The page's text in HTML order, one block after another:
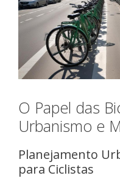
O Papel das
Urbanismo e
Planejamento
para Ciclistas